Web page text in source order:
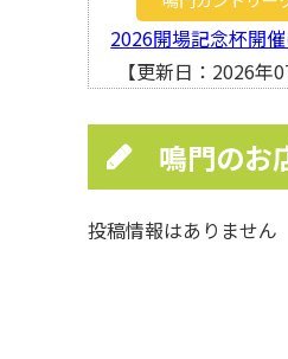
2026開場記念杯開
【更新日：2026年
鳴門の
投稿情報はありません